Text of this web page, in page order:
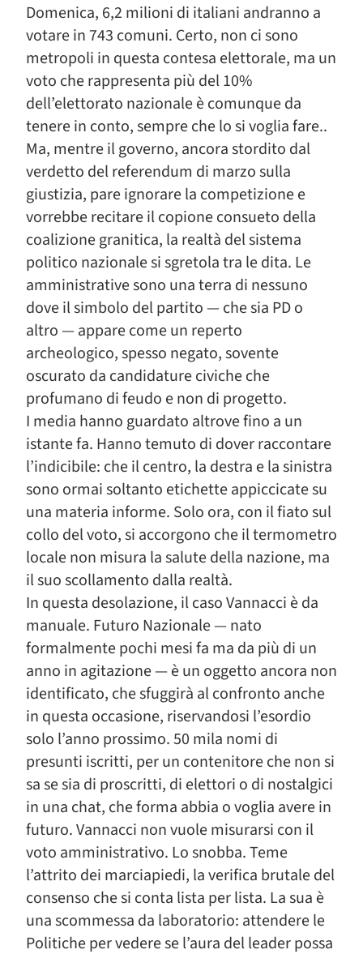
Domenica, 6,2 milioni di italiani andranno a
votare in 743 comuni. Certo, non ci sono
metropoli in questa contesa elettorale, ma un
voto che rappresenta più del 10%
dell’elettorato nazionale è comunque da
tenere in conto, sempre che lo si voglia fare..
Ma, mentre il governo, ancora stordito dal
verdetto del referendum di marzo sulla
giustizia, pare ignorare la competizione e
vorrebbe recitare il copione consueto della
coalizione granitica, la realtà del sistema
politico nazionale si sgretola tra le dita. Le
amministrative sono una terra di nessuno
dove il simbolo del partito — che sia PD o
altro — appare come un reperto
archeologico, spesso negato, sovente
oscurato da candidature civiche che
profumano di feudo e non di progetto.
I media hanno guardato altrove fino a un
istante fa. Hanno temuto di dover raccontare
l’indicibile: che il centro, la destra e la sinistra
sono ormai soltanto etichette appiccicate su
una materia informe. Solo ora, con il fiato sul
collo del voto, si accorgono che il termometro
locale non misura la salute della nazione, ma
il suo scollamento dalla realtà.
In questa desolazione, il caso Vannacci è da
manuale. Futuro Nazionale — nato
formalmente pochi mesi fa ma da più di un
anno in agitazione — è un oggetto ancora non
identificato, che sfuggirà al confronto anche
in questa occasione, riservandosi l’esordio
solo l’anno prossimo. 50 mila nomi di
presunti iscritti, per un contenitore che non si
sa se sia di proscritti, di elettori o di nostalgici
in una chat, che forma abbia o voglia avere in
futuro. Vannacci non vuole misurarsi con il
voto amministrativo. Lo snobba. Teme
l’attrito dei marciapiedi, la verifica brutale del
consenso che si conta lista per lista. La sua è
una scommessa da laboratorio: attendere le
Politiche per vedere se l’aura del leader possa